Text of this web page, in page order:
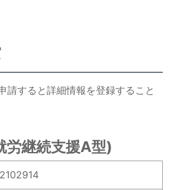
請すると詳細情報を登録すること
労継続支援A型)